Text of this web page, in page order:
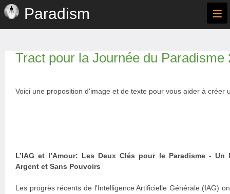
Paradism ≡
Tract pour la Journée du Paradisme
Voici une proposition d'image et de texte pour vous aider à créer
L’IAG et l’Amour: Les Deux Clés pour le Paradisme - Un
Argent et Sans Pouvoirs
Les progrès récents de l'Intelligence Artificielle Générale (IAG)